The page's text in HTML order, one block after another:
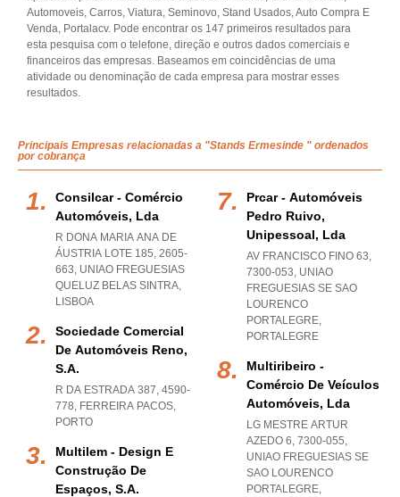
Automoveis, Carros, Viatura, Seminovo, Stand Usados, Auto Compra E
Venda, Portalacv. Pode encontrar os 147 primeiros resultados para
esta pesquisa com o telefone, direção e outros dados comerciais e
financeiros das empresas. Baseamos em coincidências de uma
atividade ou denominação de cada empresa para mostrar esses
resultados.
Principais Empresas relacionadas a "Stands Ermesinde " ordenados
por cobrança
Consilcar - Comércio
Automóveis, Lda
R DONA MARIA ANA DE
ÁUSTRIA LOTE 185, 2605-
663, UNIAO FREGUESIAS
QUELUZ BELAS SINTRA,
LISBOA
Sociedade Comercial
De Automóveis Reno,
S.a.
R DA ESTRADA 387, 4590-
778, FERREIRA PACOS,
PORTO
Multilem - Design E
Construção De
Espaços, S.a.
Prcar - Automóveis
Pedro Ruivo,
Unipessoal, Lda
AV FRANCISCO FINO 63,
7300-053, UNIAO
FREGUESIAS SE SAO
LOURENCO
PORTALEGRE,
PORTALEGRE
Multiribeiro -
Comércio De Veículos
Automóveis, Lda
LG MESTRE ARTUR
AZEDO 6, 7300-055,
UNIAO FREGUESIAS SE
SAO LOURENCO
PORTALEGRE,